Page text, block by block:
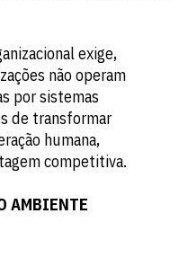
exige,
não operam
por sistemas
de transformar
humana,
competitiva.
AMBIENTE